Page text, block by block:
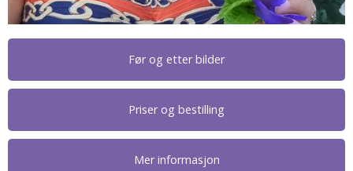
Før og etter bilder
Priser og bestilling
Mer informasjon